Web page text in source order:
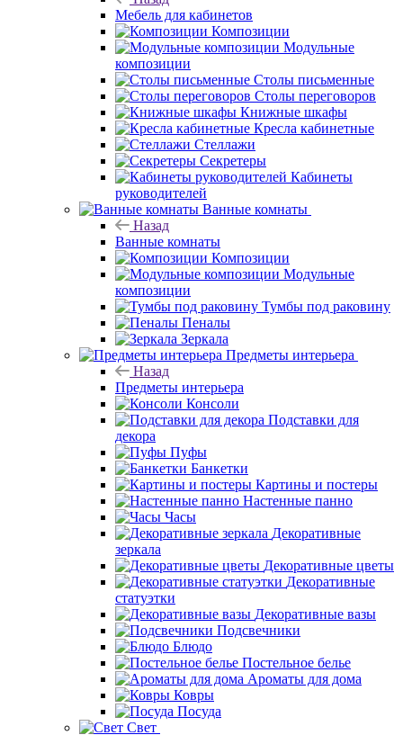
Мебель для кабинетов
Композиции
Модульные
композиции
Столы письменные
Столы переговоров
Книжные шкафы
Кресла кабинетные
Стеллажи
Секретеры
Кабинеты
руководителей
Ванные комнаты
Назад
Ванные комнаты
Композиции
Модульные
композиции
Тумбы под раковину
Пеналы
Зеркала
Предметы интерьера
Назад
Предметы интерьера
Консоли
Подставки для
декора
Пуфы
Банкетки
Картины и постеры
Настенные панно
Часы
Декоративные
зеркала
Декоративные цветы
Декоративные
статуэтки
Декоративные вазы
Подсвечники
Блюдо
Постельное белье
Ароматы для дома
Ковры
Посуда
Свет